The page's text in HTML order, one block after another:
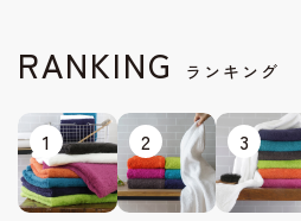
RANKING ランキング
1 2 3